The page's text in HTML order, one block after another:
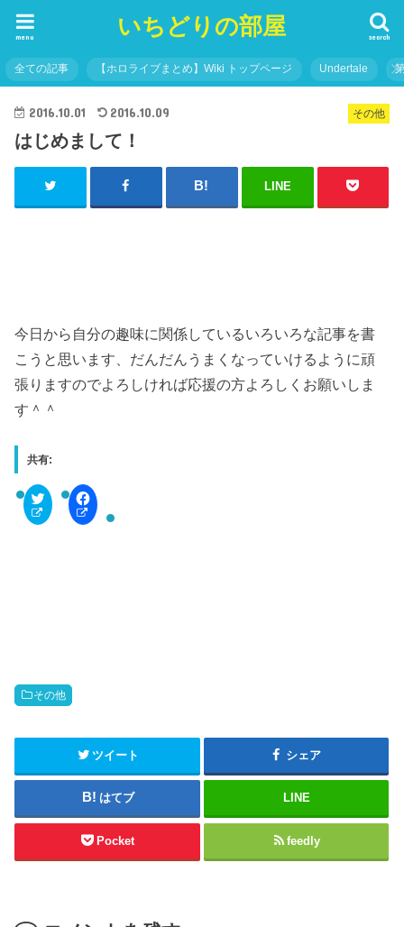
いちどりの部屋 search
menu
全ての記事 【ホロライブまとめ】Wiki トップページ Undertale
その他
2016.10.01 2016.10.09
はじめまして！
LINE
今日から自分の趣味に関係しているいろいろな記事を書
こうと思います、だんだんうまくなっていけるように頑
張りますのでよろしければ応援の方よろしくお願いしま
す＾＾
共有:
C
i
i
t
t
(
い
ン
ド
開
F
a
c
く
だ
さ
い
(
新
し
い
ウ
ィ
ン
その他
ツイート シェア
はてブ LINE
Pocket feedly